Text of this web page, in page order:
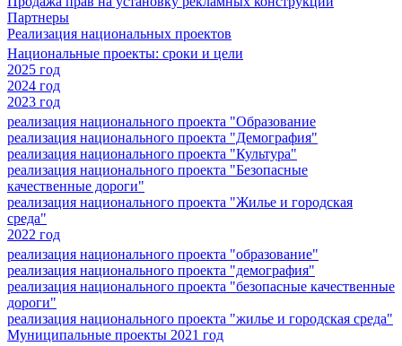
Партнеры
Реализация национальных проектов
Национальные проекты: сроки и цели
2025 год
2024 год
2023 год
реализация национального проекта "Образование
реализация национального проекта "Демография"
реализация национального проекта "Культура"
реализация национального проекта "Безопасные
качественные дороги"
реализация национального проекта "Жилье и городская
среда"
2022 год
реализация национального проекта "образование"
реализация национального проекта "демография"
реализация национального проекта "безопасные качественные
дороги"
реализация национального проекта "жилье и городская среда"
Муниципальные проекты 2021 год